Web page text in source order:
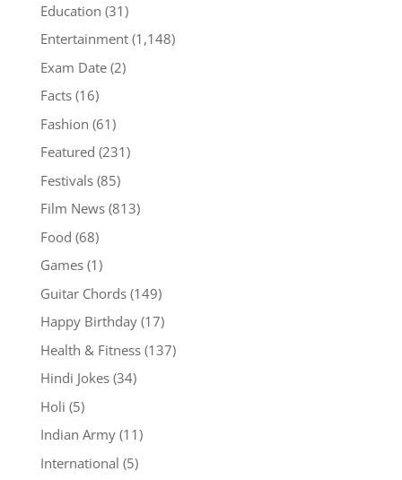
Education (31)
Entertainment(1,148)
Exam Date(2)
Facts(16)
Fashion (61)
Featured (231)
Festivals(85)
Film News(813)
Food (68)
Games(1)
Guitar Chords(149)
Happy Birthday(17)
Health & Fitness(137)
Hindi Jokes(34)
Holi (5)
Indian Army(11)
International (5)